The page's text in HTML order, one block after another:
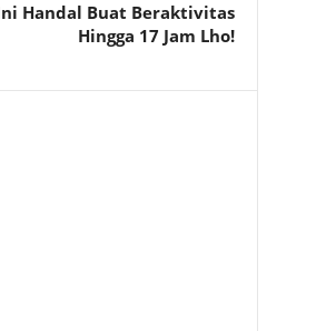
Handal Buat Beraktivitas
Hingga 17 Jam Lho!